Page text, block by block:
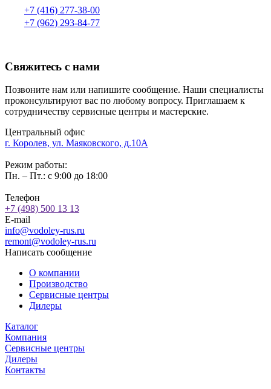
+7 (416) 277-38-00
+7 (962) 293-84-77
Свяжитесь с нами
Позвоните нам или напишите сообщение. Наши специалисты
проконсультируют вас по любому вопросу. Приглашаем к
сотрудничеству сервисные центры и мастерские.
Центральный офис
г. Королев, ул. Маяковского, д.10А
Режим работы:
Пн. – Пт.: с 9:00 до 18:00
Телефон
+7 (498) 500 13 13
E-mail
info@vodoley-rus.ru
remont@vodoley-rus.ru
Написать сообщение
О компании
Производство
Сервисные центры
Дилеры
Каталог
Компания
Сервисные центры
Дилеры
Контакты